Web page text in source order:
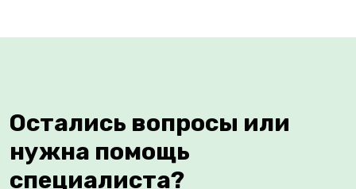
Остались вопросы или
нужна помощь
специалиста?